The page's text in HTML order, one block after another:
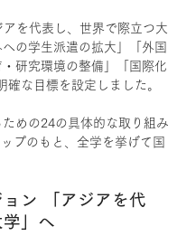
を代表し、世界で際立つ大
の学生派遣の拡大」「外国
研究環境の整備」「国際化
な目標を設定しました。
めの24の具体的な取り組み
プのもと、全学を挙げて国
ン 「アジアを代
」へ